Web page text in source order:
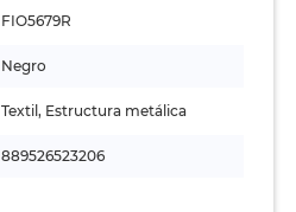
FIO5679R
Negro
Textil, Estructura metálica
889526523206